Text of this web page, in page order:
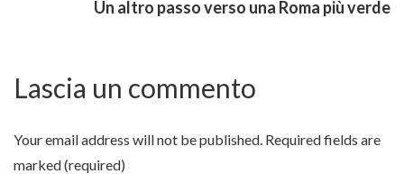
Un altro passo verso una Roma più verde
Lascia un commento
Your email address will not be published. Required fields are
marked (required)